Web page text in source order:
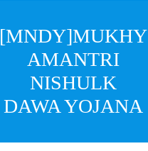
[MNDY]MUKHY
AMANTRI
NISHULK
DAWA YOJANA